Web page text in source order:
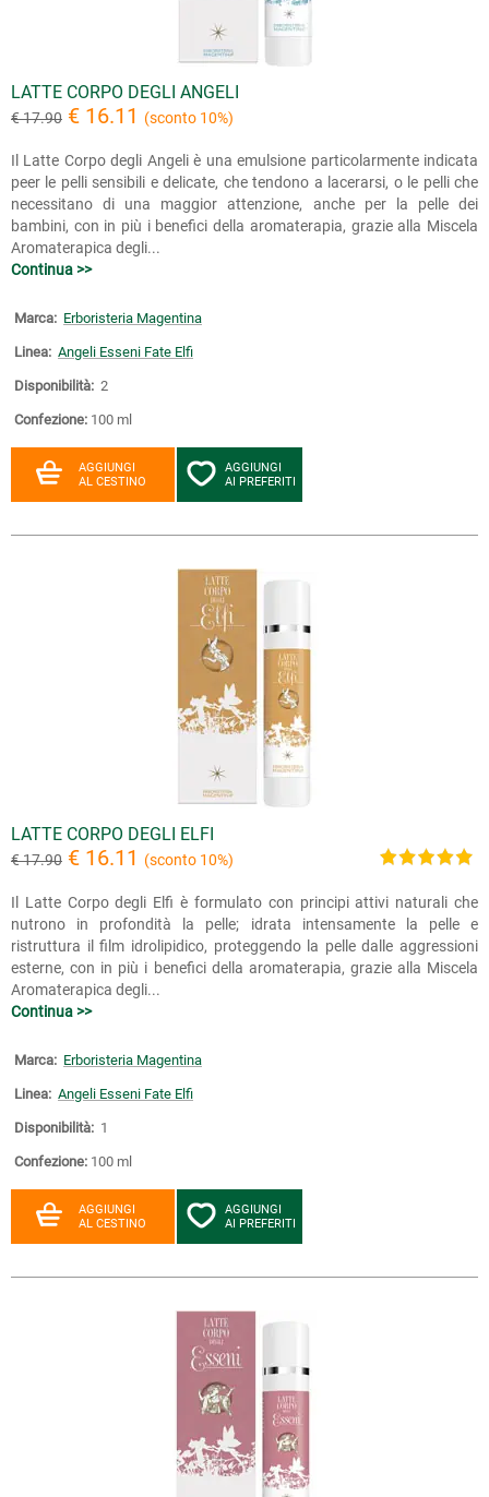
LATTE CORPO DEGLI ANGELI
€ 17.90 € 16.11 (sconto 10%)
Il Latte Corpo degli Angeli è una emulsione particolarmente indicata
peer le pelli sensibili e delicate, che tendono a lacerarsi, o le pelli che
necessitano di una maggior attenzione, anche per la pelle dei
bambini, con in più i benefici della aromaterapia, grazie alla Miscela
Aromaterapica degli...
Continua >>
Marca: Erboristeria Magentina
Linea: Angeli Esseni Fate Elfi
Disponibilità: 2
Confezione: 100 ml
AGGIUNGI
AL CESTINO
AGGIUNGI
AI PREFERITI
LATTE CORPO DEGLI ELFI
€ 17.90 € 16.11 (sconto 10%)
Il Latte Corpo degli Elfi è formulato con principi attivi naturali che
nutrono in profondità la pelle; idrata intensamente la pelle e
ristruttura il film idrolipidico, proteggendo la pelle dalle aggressioni
esterne, con in più i benefici della aromaterapia, grazie alla Miscela
Aromaterapica degli...
Continua >>
Marca: Erboristeria Magentina
Linea: Angeli Esseni Fate Elfi
Disponibilità: 1
Confezione: 100 ml
AGGIUNGI
AL CESTINO
AGGIUNGI
AI PREFERITI